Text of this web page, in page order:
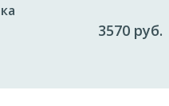
3570 руб.